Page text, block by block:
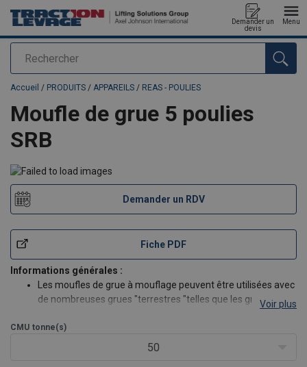
Rechercher
Demander un
devis
Menu
Ajouté au panier
Accueil / PRODUITS / APPAREILS / REAS - POULIES
Moufle de grue 5 poulies
SRB
Demander un RDV
Fiche PDF
Informations générales :
Les moufles de grue à mouflage peuvent être utilisées avec
de nombreuses grues "terrestres "telles que les grues
excellent choix lorsque le changement fréquent de poulies
n'est pas nécessaire. Elles
Voir plus
CMU tonne(s)
50